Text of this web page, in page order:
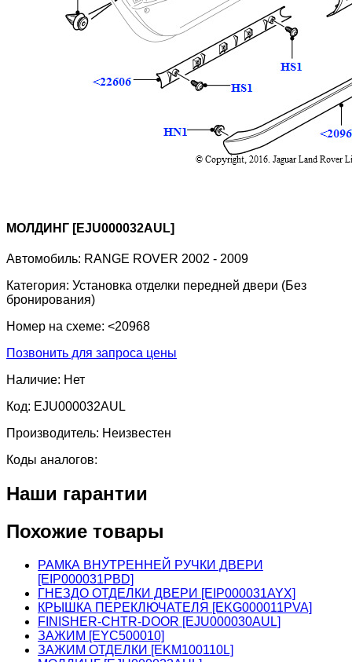
МОЛДИНГ [EJU000032AUL]
Автомобиль: RANGE ROVER 2002 - 2009
Категория: Установка отделки передней двери (Без
бронирования)
Номер на схеме: <20968
Позвонить для запроса цены
Наличие: Нет
Код: EJU000032AUL
Производитель: Неизвестен
Коды аналогов:
Наши гарантии
Похожие товары
РАМКА ВНУТРЕННЕЙ РУЧКИ ДВЕРИ
[EIP000031PBD]
ГНЕЗДО ОТДЕЛКИ ДВЕРИ [EIP000031AYX]
КРЫШКА ПЕРЕКЛЮЧАТЕЛЯ [EKG000011PVA]
FINISHER-CHTR-DOOR [EJU000030AUL]
ЗАЖИМ [EYC500010]
ЗАЖИМ ОТДЕЛКИ [EKM100110L]